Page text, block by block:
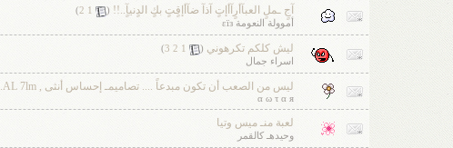
آجٍ ـملٍ العبآأرٍآأإتٍ آذآ ضآأإقٍتٍ بكٍ الدٍنيآٍ..!!‎ (
1
2
)
أموولة النعومة εïз
ليش كلكم تكرهوني (
1
2
3
)
اسراء جمال
ليس من الصعب أن تكون مبدعاً .... تصاميمـ إحساس أنثى , AL 7lm..
α ω τ α я
لعبة منـ ميس وتيا
وحيدهـ كالقمر